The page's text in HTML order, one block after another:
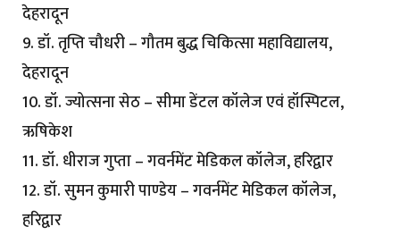
देहरादून
9. डॉ. तृप्ति चौधरी – गौतम बुद्ध चिकित्सा महाविद्यालय,
देहरादून
10. डॉ. ज्योत्सना सेठ – सीमा डेंटल कॉलेज एवं हॉस्पिटल,
ऋषिकेश
11. डॉ. धीराज गुप्ता – गवर्नमेंट मेडिकल कॉलेज, हरिद्वार
12. डॉ. सुमन कुमारी पाण्डेय – गवर्नमेंट मेडिकल कॉलेज,
हरिद्वार